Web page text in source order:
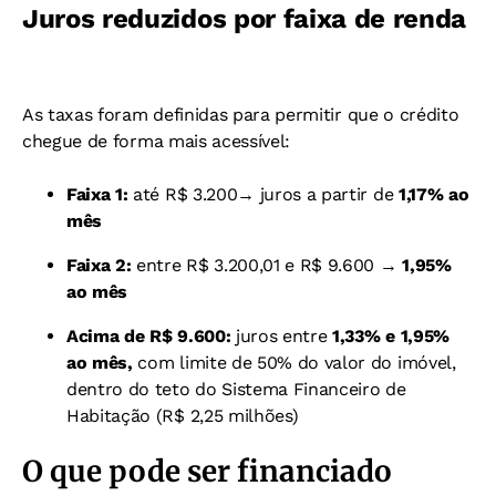
Juros reduzidos por faixa de renda
As taxas foram definidas para permitir que o crédito
chegue de forma mais acessível:
Faixa 1: até R$ 3.200→ juros a partir de 1,17% ao
mês
Faixa 2: entre R$ 3.200,01 e R$ 9.600 →1,95%
ao mês
Acima de R$ 9.600: juros entre1,33% e 1,95%
ao mês, com limite de 50% do valor do imóvel,
dentro do teto do Sistema Financeiro de
Habitação (R$ 2,25 milhões)
O que pode ser financiado